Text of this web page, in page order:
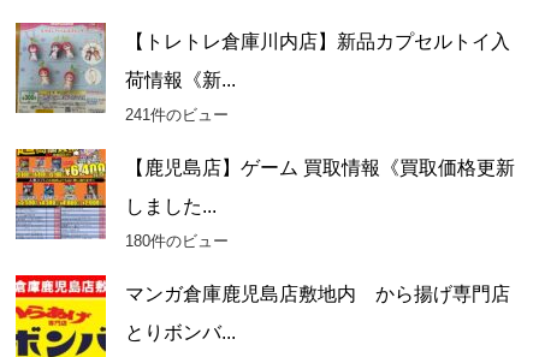
【トレトレ倉庫川内店】新品カプセルトイ入
荷情報《新...
241件のビュー
【鹿児島店】ゲーム 買取情報《買取価格更新
しました...
180件のビュー
マンガ倉庫鹿児島店敷地内 から揚げ専門店
とりボンバ...